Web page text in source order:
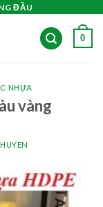
ĐẦU
0
NHỰA
vàng
HUYEN